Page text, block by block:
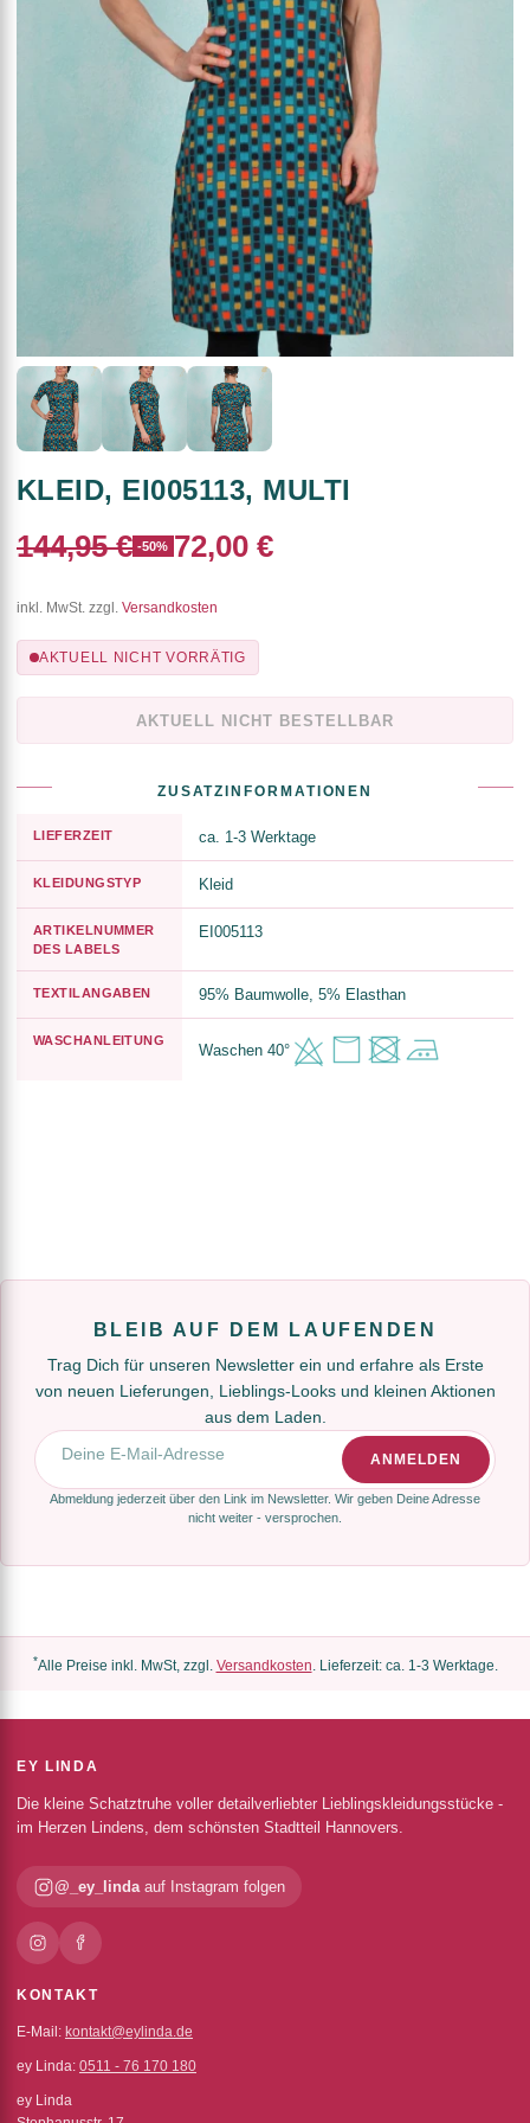
KLEID, EI005113, MULTI
144,95 € -50% 72,00 €
inkl. MwSt. zzgl. Versandkosten
AKTUELL NICHT VORRÄTIG
AKTUELL NICHT BESTELLBAR
ZUSATZINFORMATIONEN
LIEFERZEIT ca. 1-3 Werktage
KLEIDUNGSTYP Kleid
ARTIKELNUMMER
DES LABELS
EI005113
TEXTILANGABEN 95% Baumwolle, 5% Elasthan
WASCHANLEITUNG
Waschen 40°
BLEIB AUF DEM LAUFENDEN
Trag Dich für unseren Newsletter ein und erfahre als Erste
von neuen Lieferungen, Lieblings-Looks und kleinen Aktionen
aus dem Laden.
E-Mail-Adresse
ANMELDEN
Abmeldung jederzeit über den Link im Newsletter. Wir geben Deine Adresse
nicht weiter - versprochen.
*Alle Preise inkl. MwSt, zzgl. Versandkosten. Lieferzeit: ca. 1-3 Werktage.
EY LINDA
Die kleine Schatztruhe voller detailverliebter Lieblingskleidungsstücke -
im Herzen Lindens, dem schönsten Stadtteil Hannovers.
@_ey_lindaauf Instagram folgen
KONTAKT
E-Mail: kontakt@eylinda.de
ey Linda: 0511 - 76 170 180
ey Linda